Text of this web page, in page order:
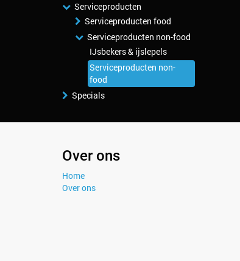
Serviceproducten
Serviceproducten food
Serviceproducten non-food
IJsbekers & ijslepels
Serviceproducten non-
food
Specials
Over ons
Home
Over ons